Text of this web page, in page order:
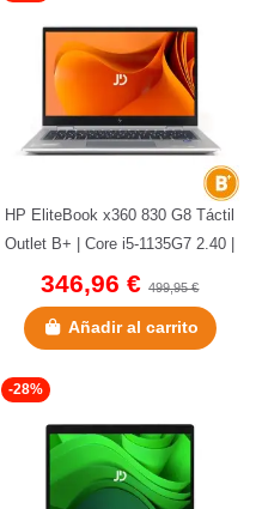
HP EliteBook x360 830 G8 Táctil
Outlet B+ | Core i5-1135G7 2.40 |
256 GB NVMe | 8 GB...
346,96 €499,95 €
Añadir al carrito
-28%